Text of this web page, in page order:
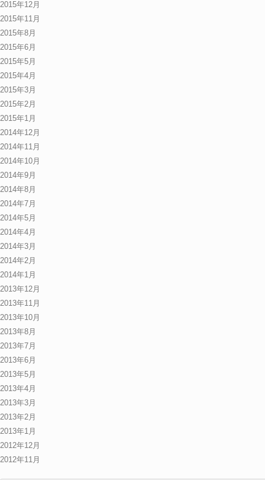
2015年12月
2015年11月
2015年8月
2015年6月
2015年5月
2015年4月
2015年3月
2015年2月
2015年1月
2014年12月
2014年11月
2014年10月
2014年9月
2014年8月
2014年7月
2014年5月
2014年4月
2014年3月
2014年2月
2014年1月
2013年12月
2013年11月
2013年10月
2013年8月
2013年7月
2013年6月
2013年5月
2013年4月
2013年3月
2013年2月
2013年1月
2012年12月
2012年11月